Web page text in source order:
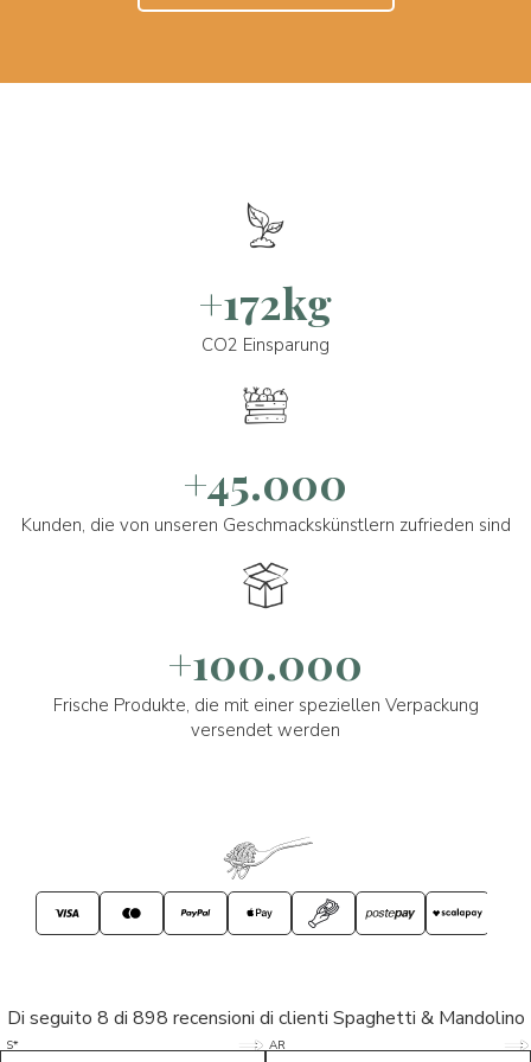
+172kg
CO2 Einsparung
+45.000
Kunden, die von unseren Geschmackskünstlern zufrieden sind
+100.000
Frische Produkte, die mit einer speziellen Verpackung
versendet werden
Di seguito 8 di 898 recensioni di clienti Spaghetti & Mandolino
S* 5/5 AR 5/5